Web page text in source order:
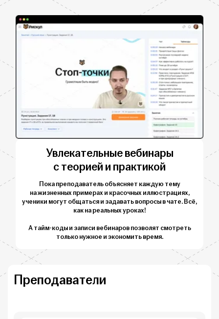
Увлекательные вебинары
с теорией и практикой
Пока преподаватель объясняет каждую тему
на жизненных примерах и красочных иллюстрациях,
ученики могут общаться и задавать вопросы в чате. Всё,
как на реальных уроках!
А тайм-коды и записи вебинаров позволят смотреть
только нужное и экономить время.
Преподаватели